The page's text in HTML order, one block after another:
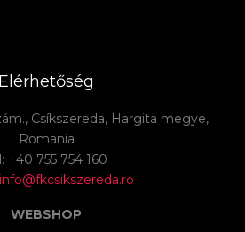
Elérhetőség
Csíkszereda, Hargita megye,
Romania
+40 755 754 160
info@fkcsikszereda.ro
WEBSHOP